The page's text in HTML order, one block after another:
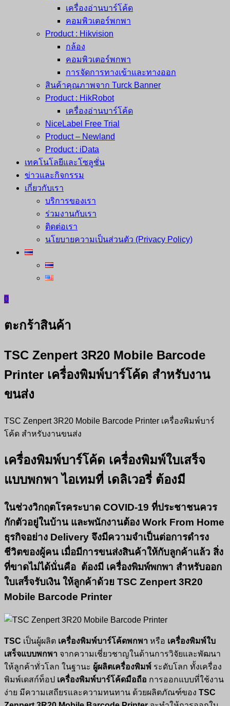
เครื่องอ่านบาร์โค้ด
คอมพิวเตอร์พกพา
Product : Hikvision
กล้อง
คอมพิวเตอร์พกพา
การจัดการทางเข้าและทางออก
สินค้าคุณภาพจาก Turck Banner
Product : HikRobot
เครื่องอ่านบาร์โค้ด
NiceLabel Free Trial
Product – Newland
Product : iData
เทคโนโลยีและโซลูชั่น
ข่าวและกิจกรรม
เกี่ยวกับเรา
บริการของเรา
ร่วมงานกับเรา
ติดต่อเรา
นโยบายความเป็นส่วนตัว (Privacy Policy)
0
ตะกร้าสินค้า
TSC Zenpert 3R20 Mobile Barcode
Printer เครื่องพิมพ์บาร์โค้ด สำหรับงาน
ขนส่ง
TSC Zenpert 3R20 Mobile Barcode Printer เครื่องพิมพ์บาร์
โค้ด สำหรับงานขนส่ง
เครื่องพิมพ์บาร์โค้ด เครื่องพิมพ์ใบเสร็จ
แบบพกพา ไอเทมที่ เดลิเวอรี่ ต้องมี
ในช่วงวิกฤตโรคระบาด COVID-19 ที่ประชาชนควร
กักตัวอยู่ในบ้าน และพนักงานต้อง Work From Home
ธุรกิจอย่าง Delivery จึงมีความจำเป็นต่อการดำรง
ชีวิตของผู้คน เมื่อมีการขนส่งสินค้าให้กับลูกค้าแล้ว สิ่ง
ที่ขาดไม่ได้นั่นคือ ต้องมี เครื่องพิมพ์พกพา สำหรับออก
ใบเสร็จรับเงิน ให้ลูกค้าด้วย TSC Zenpert 3R20
Mobile Barcode Printer
TSC เป็นผู้ผลิต เครื่องพิมพ์บาร์โค้ดพกพา หรือ เครื่องพิมพ์ใบ
เสร็จแบบพกพา จากความเชี่ยวชาญในด้านการวิจัยและพัฒนา
ให้ลูกค้าทั่วโลก ในฐานะ ผู้ผลิตเครื่องพิมพ์ ระดับโลก ทั้งเครื่อง
พิมพ์เดสก์ท็อป เครื่องพิมพ์บาร์โค้ดมือถือ การออกแบบที่ใช้งาน
ง่าย มีความเสถียรและความทนทาน ด้วยผลิตภัณฑ์ของ TSC